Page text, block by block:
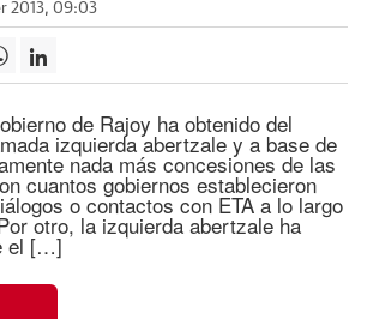
2013, 09:03
de Rajoy ha obtenido del
izquierda abertzale y a base de
nada más concesiones de las
cuantos gobiernos establecieron
o contactos con ETA a lo largo
otro, la izquierda abertzale ha
el […]